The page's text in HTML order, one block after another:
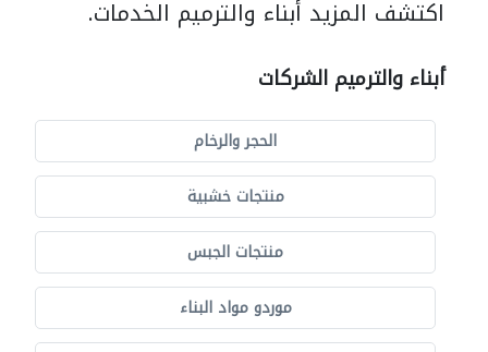
اكتشف المزيد أبناء والترميم الخدمات.
أبناء والترميم الشركات
الحجر والرخام
منتجات خشبية
منتجات الجبس
موردو مواد البناء